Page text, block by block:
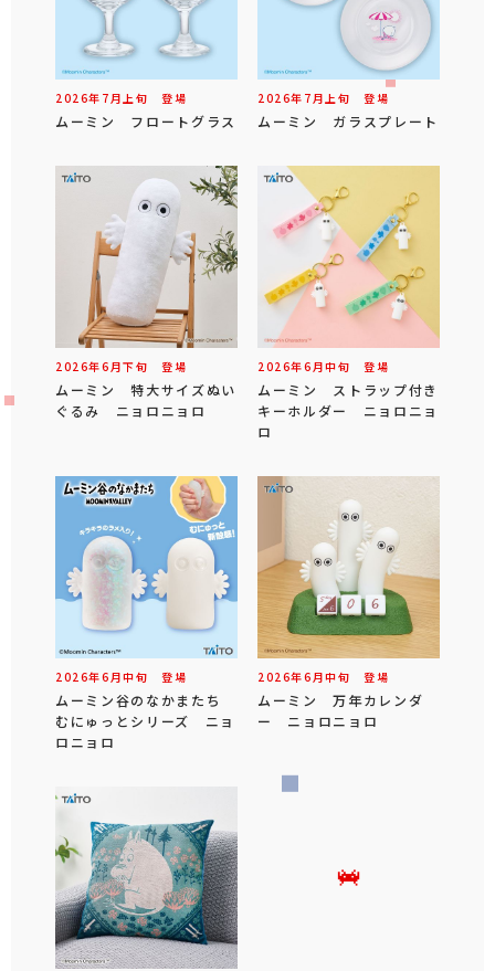
2026年 7 月 上旬 登場
ムーミン フロートグラス
2026年 7 月 上旬 登場
ムーミン ガラスプレート
2026年6 月下旬 登場
ムーミン 特大サイズぬい
ぐるみ ニョロニョロ
2026年6 月中旬 登場
ムーミン ストラップ付き
キーホルダー ニョロニョ
ロ
2026年6 月中旬 登場
ムーミン谷のなかまたち
むにゅっとシリーズ ニョ
ロニョロ
2026年6 月中旬 登場
ムーミン 万年カレンダ
ー ニョロニョロ